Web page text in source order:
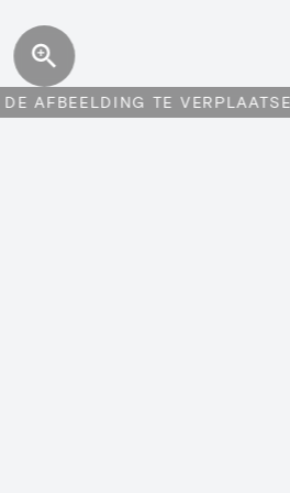
AFBEELDING TE